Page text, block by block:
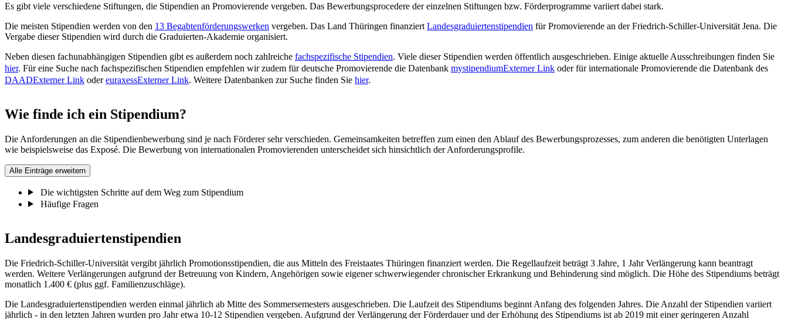
Es gibt viele verschiedene Stiftungen, die Stipendien an Promovierende vergeben. Das Bewerbungsprocedere der einzelnen Stiftungen bzw. Förderprogramme variiert dabei stark.
Die meisten Stipendien werden von den 13 Begabtenförderungswerken vergeben. Das Land Thüringen finanziert Landesgraduiertenstipendien für Promovierende an der Friedrich-Schiller-Universität Jena. Die
Vergabe dieser Stipendien wird durch die Graduierten-Akademie organisiert.
Neben diesen fachunabhängigen Stipendien gibt es außerdem noch zahlreiche fachspezifische Stipendien. Viele dieser Stipendien werden öffentlich ausgeschrieben. Einige aktuelle Ausschreibungen finden Sie
hier. Für eine Suche nach fachspezifischen Stipendien empfehlen wir zudem für deutsche Promovierende die Datenbank mystipendiumExterner Link oder für internationale Promovierende die Datenbank des
DAADExterner Link odereuraxessExterner Link. Weitere Datenbanken zur Suche finden Sie hier.
Wie finde ich ein Stipendium?
Die Anforderungen an die Stipendienbewerbung sind je nach Förderer sehr verschieden. Gemeinsamkeiten betreffen zum einen den Ablauf des Bewerbungsprozesses, zum anderen die benötigten Unterlagen
wie beispielsweise das Exposé. Die Bewerbung von internationalen Promovierenden unterscheidet sich hinsichtlich der Anforderungsprofile.
Alle Einträge erweitern
Die wichtigsten Schritte auf dem Weg zum Stipendium
Häufige Fragen
Landesgraduiertenstipendien
Die Friedrich-Schiller-Universität vergibt jährlich Promotionsstipendien, die aus Mitteln des Freistaates Thüringen finanziert werden. Die Regellaufzeit beträgt 3 Jahre, 1 Jahr Verlängerung kann beantragt
werden. Weitere Verlängerungen aufgrund der Betreuung von Kindern, Angehörigen sowie eigener schwerwiegender chronischer Erkrankung und Behinderung sind möglich. Die Höhe des Stipendiums beträgt
monatlich 1.400 € (plus ggf. Familienzuschläge).
Die Landesgraduiertenstipendien werden einmal jährlich ab Mitte des Sommersemesters ausgeschrieben. Die Laufzeit des Stipendiums beginnt Anfang des folgenden Jahres. Die Anzahl der Stipendien variiert
jährlich - in den letzten Jahren wurden pro Jahr etwa 10-12 Stipendien vergeben. Aufgrund der Verlängerung der Förderdauer und der Erhöhung des Stipendiums ist ab 2019 mit einer geringeren Anzahl